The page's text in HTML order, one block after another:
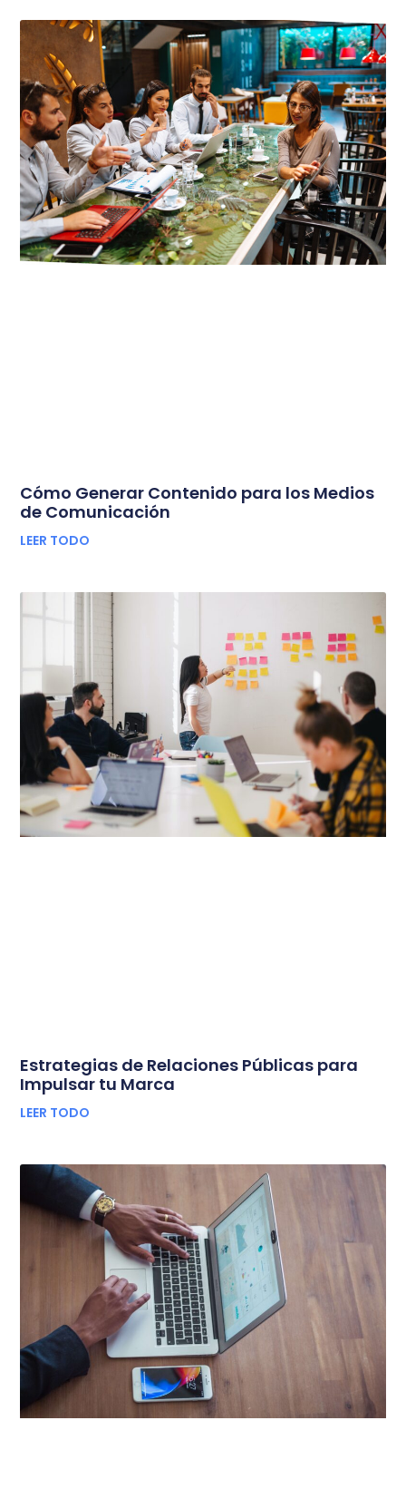
Cómo Generar Contenido para los Medios
de Comunicación
LEER TODO
Estrategias de Relaciones Públicas para
Impulsar tu Marca
LEER TODO